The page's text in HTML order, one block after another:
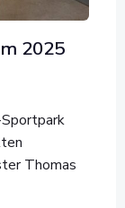
2025
Thomas